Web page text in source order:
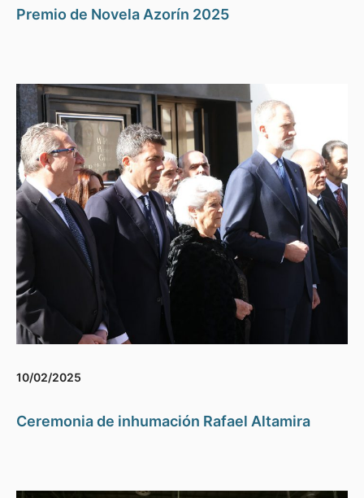
Premio de Novela Azorín 2025
10/02/2025
Ceremonia de inhumación Rafael Altamira